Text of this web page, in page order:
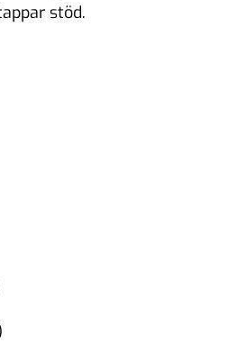
stöd.